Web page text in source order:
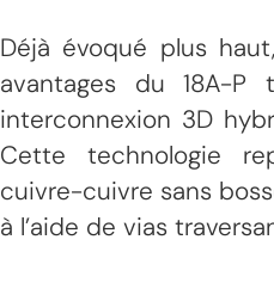
Déjà évoqué plus
avantages du 18A-
interconnexion 3D
Cette technologie
cuivre-cuivre sans
à l’aide de vias